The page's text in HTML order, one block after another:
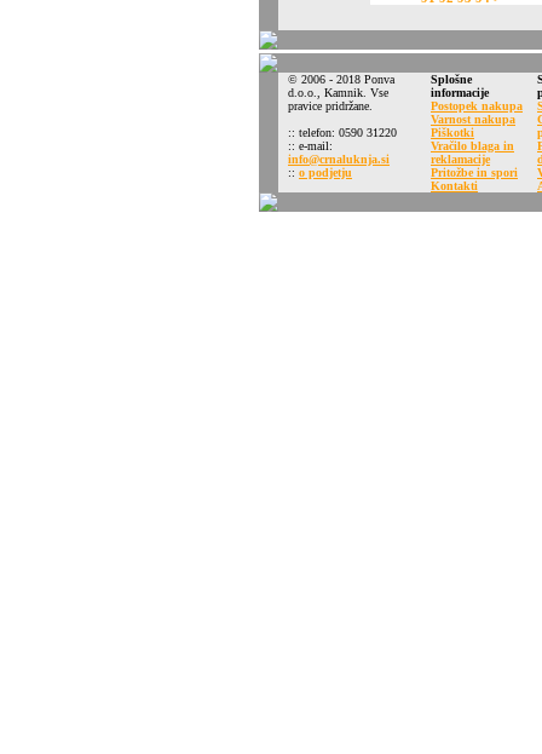
© 2006 - 2018 Ponva
d.o.o., Kamnik. Vse
pravice pridržane.
:: telefon: 0590 31220
:: e-mail:
info@crnaluknja.si
:: o podjetju
Splošne
informacije
Postopek nakupa
Varnost nakupa
Piškotki
Vračilo blaga in
reklamacije
Pritožbe in spori
Kontakti